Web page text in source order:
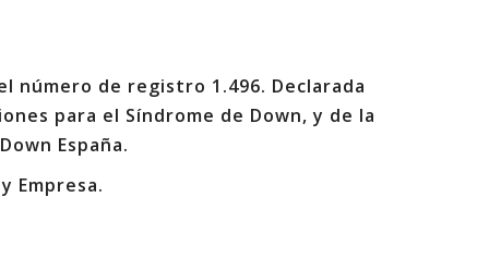
número de registro 1.496. Declarada
para el Síndrome de Down, y de la
España.
Empresa.